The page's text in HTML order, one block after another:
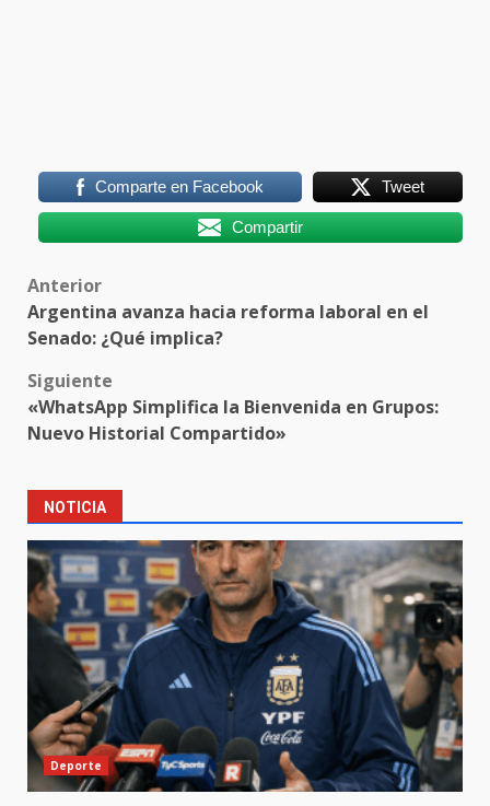
Comparte en Facebook Tweet
Compartir
Post
navigation
Anterior
Argentina avanza hacia reforma laboral en el
Senado: ¿Qué implica?
Siguiente
«WhatsApp Simplifica la Bienvenida en Grupos:
Nuevo Historial Compartido»
NOTICIA
Deporte